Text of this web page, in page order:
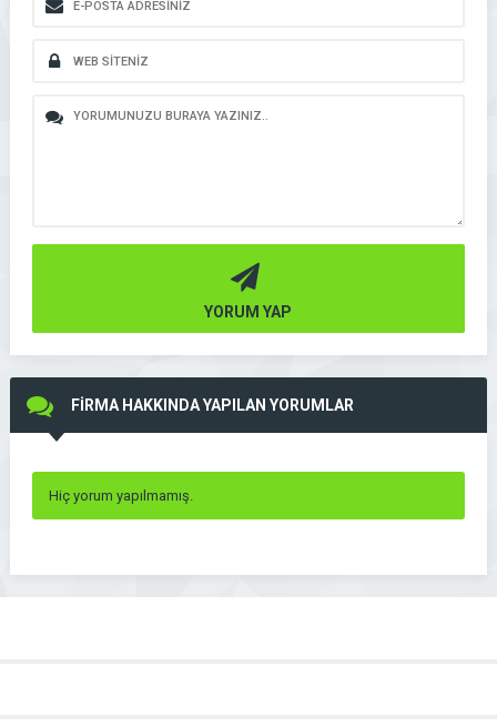
YORUM YAP
FİRMA HAKKINDA YAPILAN YORUMLAR
Hiç yorum yapılmamış.